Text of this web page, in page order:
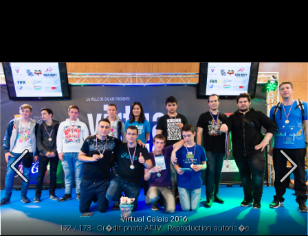
Virtual Calais 2016
172 / 173 - Cr�dit photo AFJV - Reproduction autoris�e